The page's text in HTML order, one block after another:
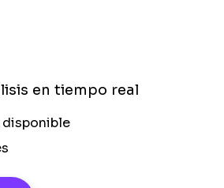
en tiempo real
disponible